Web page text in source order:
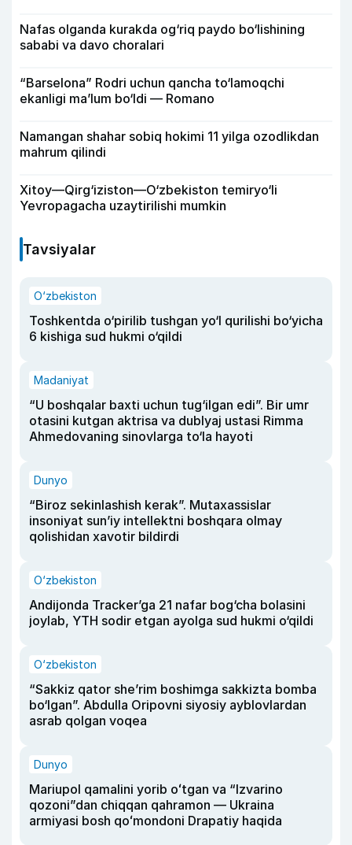
Nafas olganda kurakda og‘riq paydo bo‘lishining
sababi va davo choralari
“Barselona” Rodri uchun qancha to‘lamoqchi
ekanligi ma’lum bo‘ldi — Romano
Namangan shahar sobiq hokimi 11 yilga ozodlikdan
mahrum qilindi
Xitoy—Qirg‘iziston—O‘zbekiston temiryo‘li
Yevropagacha uzaytirilishi mumkin
Tavsiyalar
O‘zbekiston
Toshkentda o‘pirilib tushgan yo‘l qurilishi bo‘yicha
6 kishiga sud hukmi o‘qildi
Madaniyat
“U boshqalar baxti uchun tug‘ilgan edi”. Bir umr
otasini kutgan aktrisa va dublyaj ustasi Rimma
Ahmedovaning sinovlarga to‘la hayoti
Dunyo
“Biroz sekinlashish kerak”. Mutaxassislar
insoniyat sun’iy intellektni boshqara olmay
qolishidan xavotir bildirdi
O‘zbekiston
Andijonda Tracker’ga 21 nafar bog‘cha bolasini
joylab, YTH sodir etgan ayolga sud hukmi o‘qildi
O‘zbekiston
“Sakkiz qator she’rim boshimga sakkizta bomba
bo‘lgan”. Abdulla Oripovni siyosiy ayblovlardan
asrab qolgan voqea
Dunyo
Mariupol qamalini yorib oʻtgan va “Izvarino
qozoni”dan chiqqan qahramon — Ukraina
armiyasi bosh qoʻmondoni Drapatiy haqida